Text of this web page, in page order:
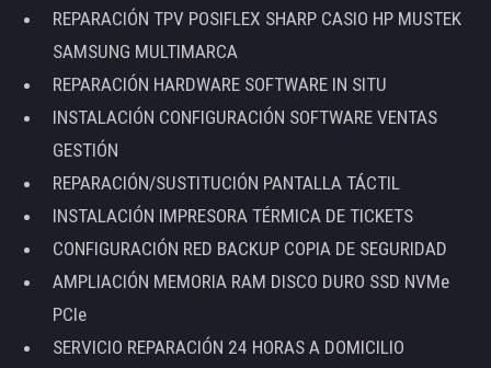
REPARACIÓN TPV POSIFLEX SHARP CASIO HP MUSTEK
SAMSUNG MULTIMARCA
REPARACIÓN HARDWARE SOFTWARE IN SITU
INSTALACIÓN CONFIGURACIÓN SOFTWARE VENTAS
GESTIÓN
REPARACIÓN/SUSTITUCIÓN PANTALLA TÁCTIL
INSTALACIÓN IMPRESORA TÉRMICA DE TICKETS
CONFIGURACIÓN RED BACKUP COPIA DE SEGURIDAD
AMPLIACIÓN MEMORIA RAM DISCO DURO SSD NVMe
PCIe
SERVICIO REPARACIÓN 24 HORAS A DOMICILIO